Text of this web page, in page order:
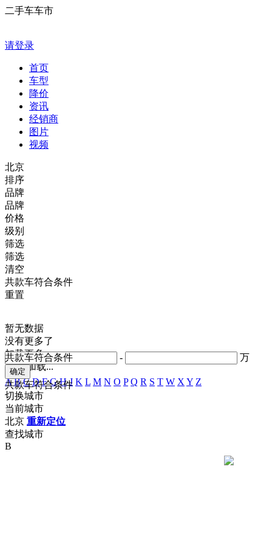
二手车车市
请登录
首页
车型
降价
资讯
经销商
图片
视频
北京
排序
品牌
品牌
价格
- 万
共款车符合条件
级别
共款车符合条件
筛选
筛选
清空
共款车符合条件
重置
暂无数据
没有更多了
加载更多
正在加载...
A B C D F G H J K L M N O P Q R S T W X Y Z
切换城市
当前城市
北京 重新定位
查找城市
B